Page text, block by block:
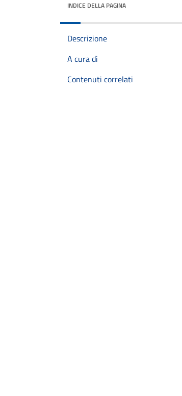
INDICE DELLA PAGINA
Descrizione
A cura di
Contenuti correlati